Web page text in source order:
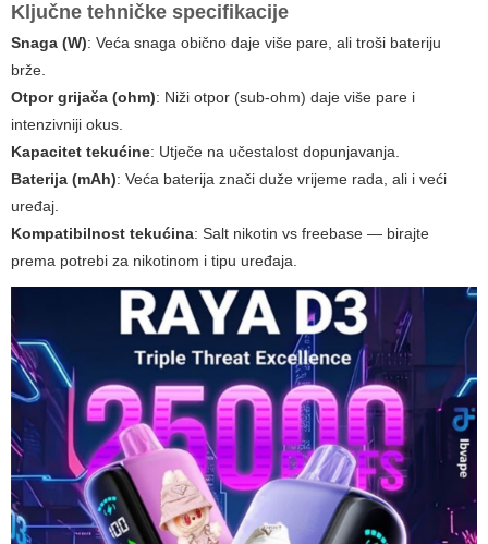
Ključne tehničke specifikacije
Snaga (W): Veća snaga obično daje više pare, ali troši bateriju
brže.
Otpor grijača (ohm): Niži otpor (sub-ohm) daje više pare i
intenzivniji okus.
Kapacitet tekućine: Utječe na učestalost dopunjavanja.
Baterija (mAh): Veća baterija znači duže vrijeme rada, ali i veći
uređaj.
Kompatibilnost tekućina: Salt nikotin vs freebase — birajte
prema potrebi za nikotinom i tipu uređaja.